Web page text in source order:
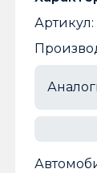
Артикул: